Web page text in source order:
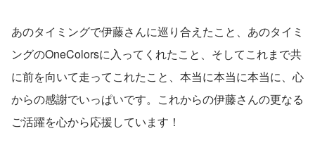
あのタイミングで伊藤さんに巡り合えたこと、あのタイミ
ングのOneColorsに入ってくれたこと、そしてこれまで共
に前を向いて走ってこれたこと、本当に本当に本当に、心
からの感謝でいっぱいです。これからの伊藤さんの更なる
ご活躍を心から応援しています！